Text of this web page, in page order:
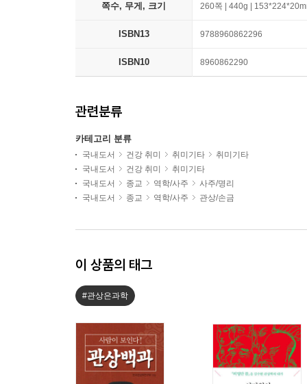
쪽수, 무게, 크기 260쪽 | 440g |
ISBN13 9788960862296
ISBN10 8960862290
관련분류
카테고리 분류
국내도서 건강 취미 취미기타
취미기타
국내도서
건강 취미
취미기타
국내도서
종교 역학/사주
사주/명리
국내도서
종교 역학/사주 관상/손금
이 상품의 태그
#관상은과학